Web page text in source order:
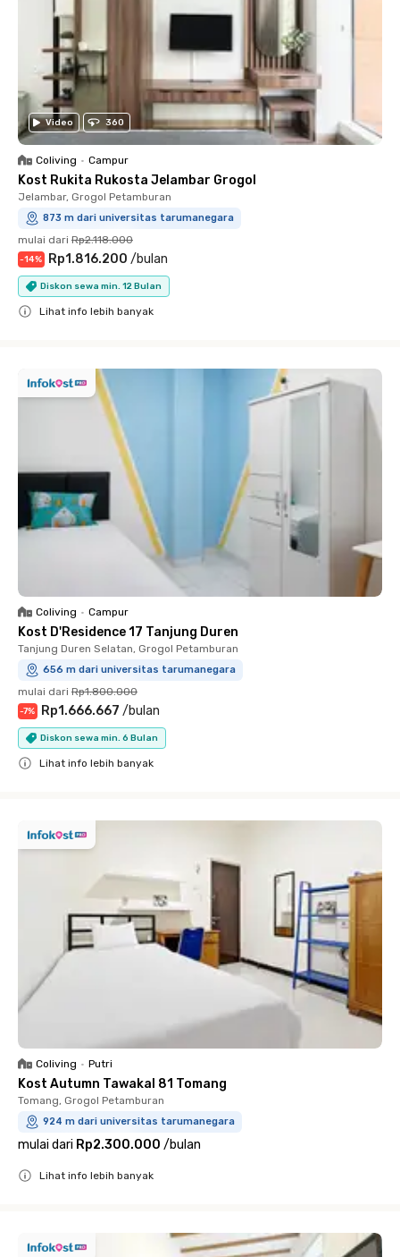
Video 360
Coliving • Campur
Kost Rukita Rukosta Jelambar Grogol
Jelambar, Grogol Petamburan
873 m dari universitas tarumanegara
mulai dari Rp2.118.000
-14% Rp1.816.200 /bulan
Diskon sewa min. 12 Bulan
Lihat info lebih banyak
Coliving • Campur
Kost D'Residence 17 Tanjung Duren
Tanjung Duren Selatan, Grogol Petamburan
656 m dari universitas tarumanegara
mulai dari Rp1.800.000
-7% Rp1.666.667 /bulan
Diskon sewa min. 6 Bulan
Lihat info lebih banyak
Coliving • Putri
Kost Autumn Tawakal 81 Tomang
Tomang, Grogol Petamburan
924 m dari universitas tarumanegara
mulai dari Rp2.300.000 /bulan
Lihat info lebih banyak